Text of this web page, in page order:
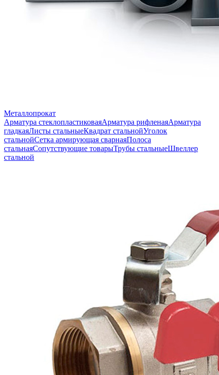
Металлопрокат
Арматура стеклопластиковаяАрматура рифленаяАрматура
гладкаяЛисты стальныеКвадрат стальнойУголок
стальнойСетка армирующая сварнаяПолоса
стальнаяСопутствующие товарыТрубы стальныеШвеллер
стальной